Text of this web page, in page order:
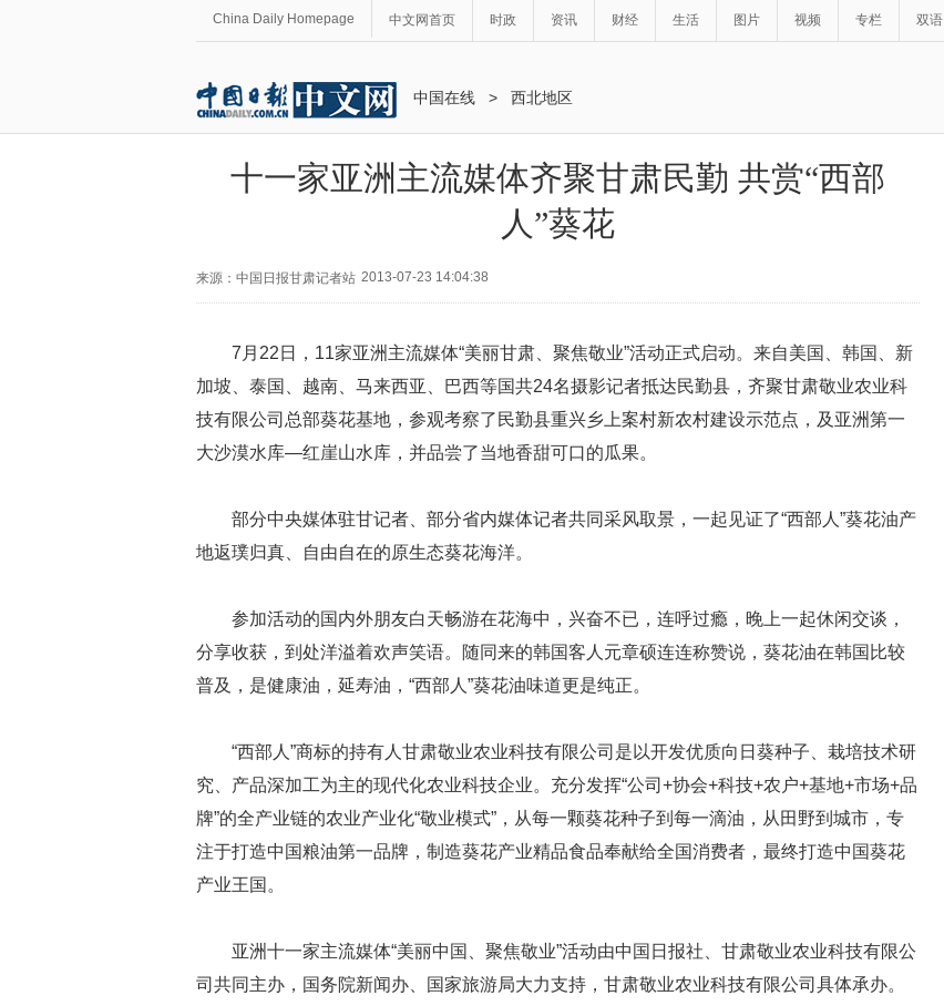
China Daily Homepage 中文网首页 时政 资讯 财经 生活 图片 视频 专栏 双语
中国在线 > 西北地区
十一家亚洲主流媒体齐聚甘肃民勤 共赏“西部
人”葵花
来源：中国日报甘肃记者站 2013-07-23 14:04:38
7月22日，11家亚洲主流媒体“美丽甘肃、聚焦敬业”活动正式启动。来自美国、韩国、新
加坡、泰国、越南、马来西亚、巴西等国共24名摄影记者抵达民勤县，齐聚甘肃敬业农业科
技有限公司总部葵花基地，参观考察了民勤县重兴乡上案村新农村建设示范点，及亚洲第一
大沙漠水库—红崖山水库，并品尝了当地香甜可口的瓜果。
部分中央媒体驻甘记者、部分省内媒体记者共同采风取景，一起见证了“西部人”葵花油产
地返璞归真、自由自在的原生态葵花海洋。
参加活动的国内外朋友白天畅游在花海中，兴奋不已，连呼过瘾，晚上一起休闲交谈，
分享收获，到处洋溢着欢声笑语。随同来的韩国客人元章硕连连称赞说，葵花油在韩国比较
普及，是健康油，延寿油，“西部人”葵花油味道更是纯正。
“西部人”商标的持有人甘肃敬业农业科技有限公司是以开发优质向日葵种子、栽培技术研
究、产品深加工为主的现代化农业科技企业。充分发挥“公司+协会+科技+农户+基地+市场+品
牌”的全产业链的农业产业化“敬业模式”，从每一颗葵花种子到每一滴油，从田野到城市，专
注于打造中国粮油第一品牌，制造葵花产业精品食品奉献给全国消费者，最终打造中国葵花
产业王国。
亚洲十一家主流媒体“美丽中国、聚焦敬业”活动由中国日报社、甘肃敬业农业科技有限公
司共同主办，国务院新闻办、国家旅游局大力支持，甘肃敬业农业科技有限公司具体承办。